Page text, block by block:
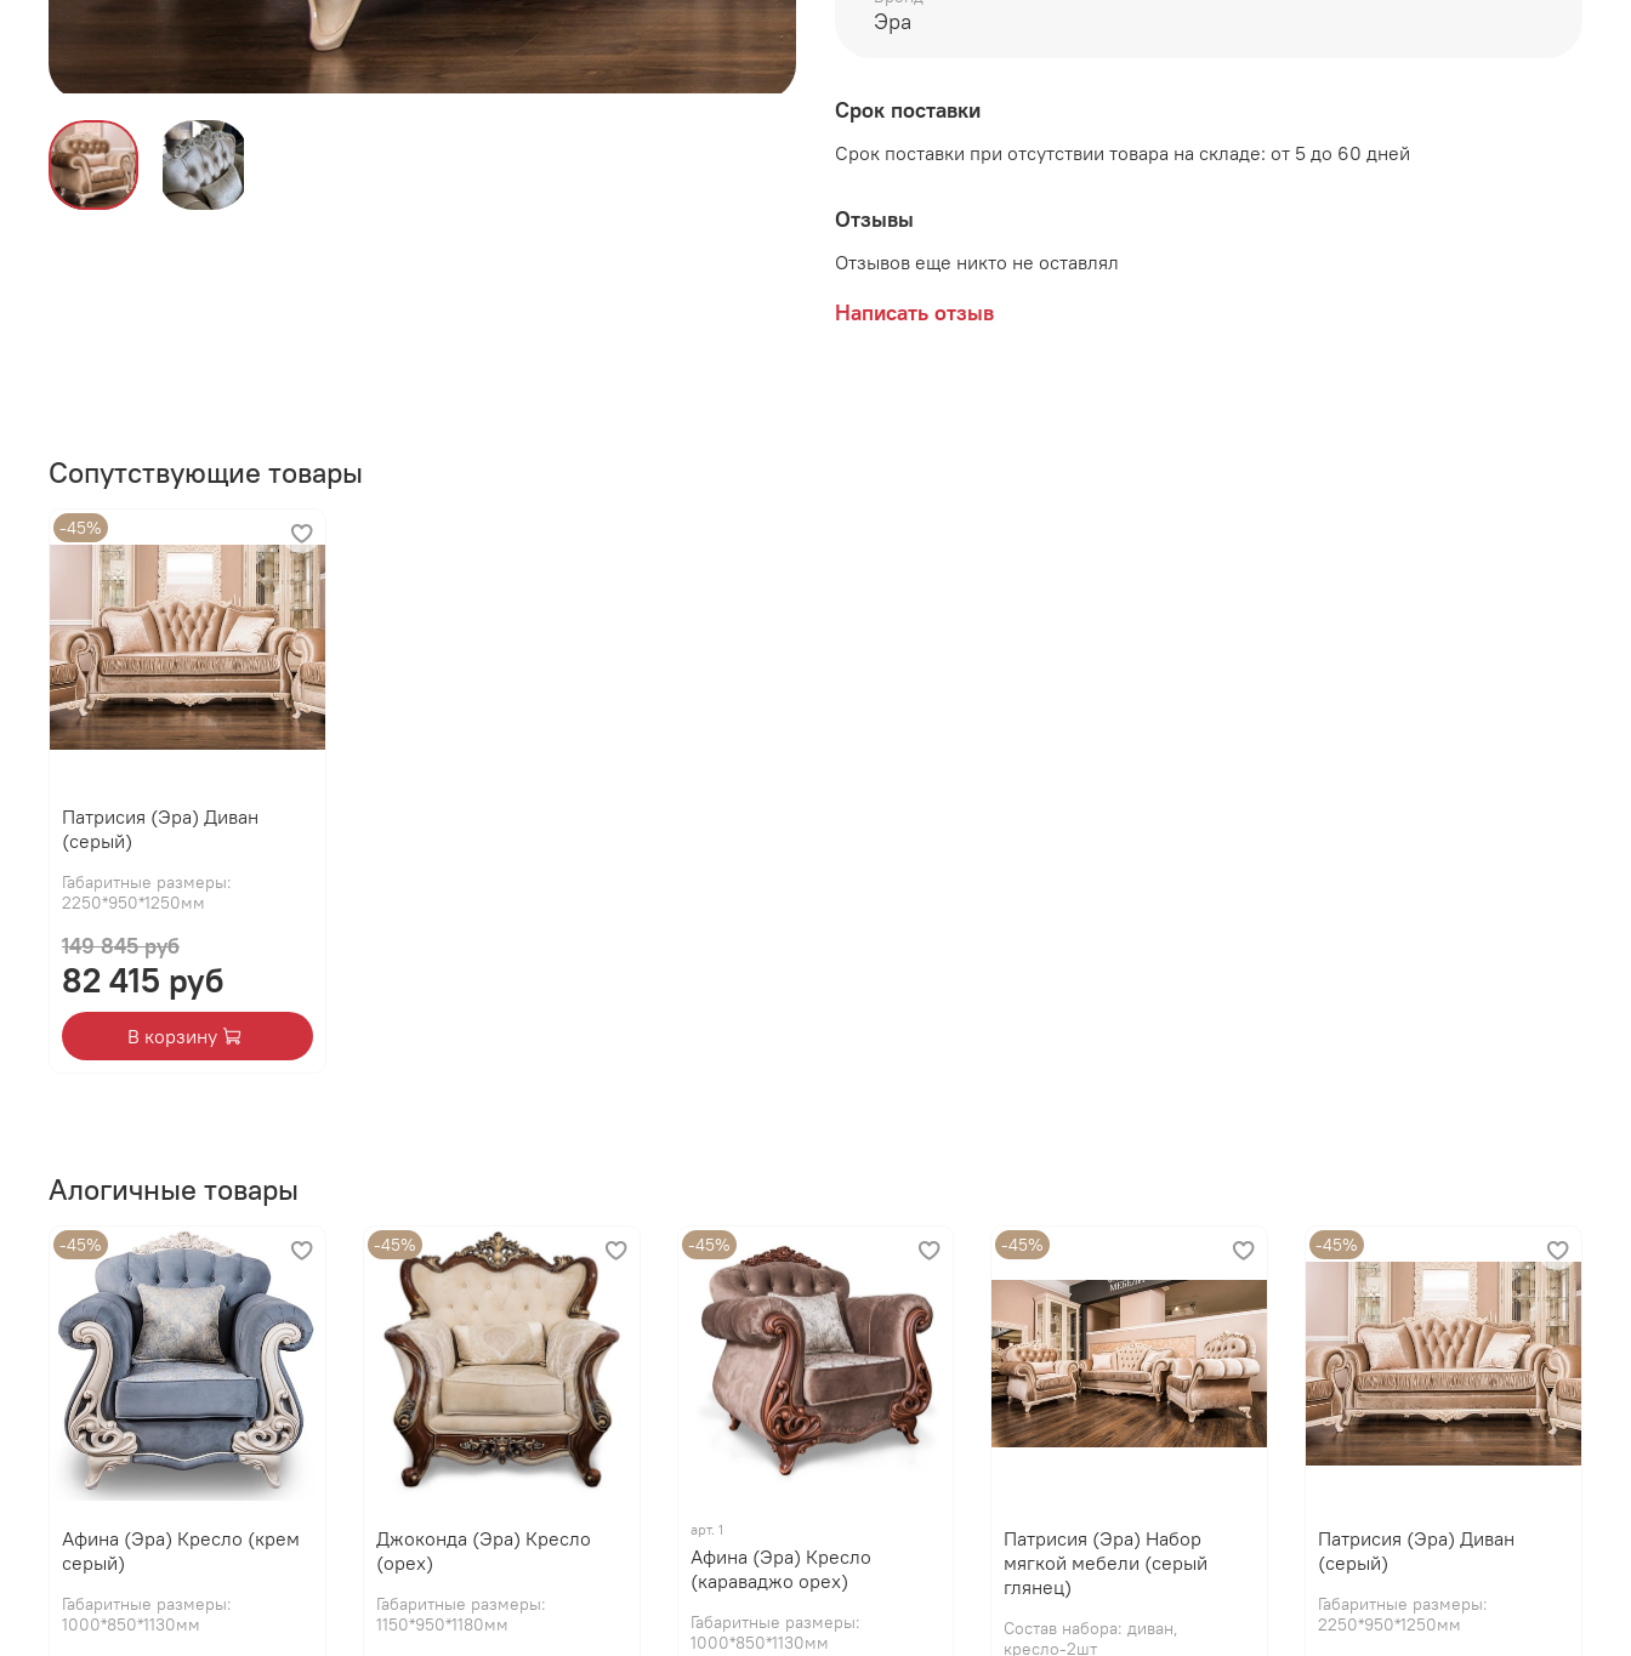
Цвет:
Производитель:
Мебельная компания ЭРА
Эра
Срок поставки
Срок поставки при отсутствии товара на складе: от 5 до 60 дней
Отзывы
Отзывов еще никто не оставлял
Написать отзыв
Сопутствующие товары
-45%
Патрисия (Эра) Диван
(серый)
Габаритные размеры:
2250*950*1250мм
149 845 руб
82 415 руб
В корзину
Алогичные товары
-45%
Афина (Эра) Кресло (крем
серый)
Габаритные размеры:
1000*850*1130мм
-45%
Джоконда (Эра) Кресло
(орех)
Габаритные размеры:
1150*950*1180мм
-45%
арт. 1
Афина (Эра) Кресло
(караваджо орех)
Габаритные размеры:
1000*850*1130мм
-45%
Патрисия (Эра) Набор
мягкой мебели (серый
глянец)
Состав набора: диван,
кресло-2шт
-45%
Патрисия (Эра) Диван
(серый)
Габаритные размеры:
2250*950*1250мм